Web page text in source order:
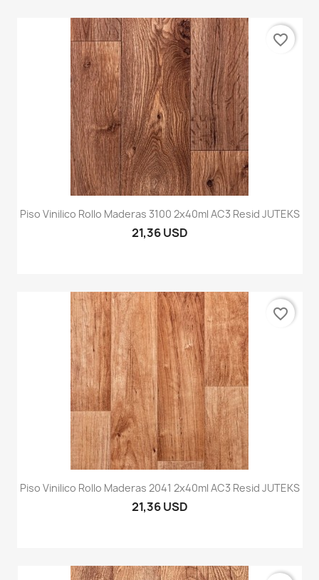
Piso Vinilico Rollo Maderas 3100 2x40ml AC3 Resid JUTEKS
21,36 USD
favorite_border
Piso Vinilico Rollo Maderas 2041 2x40ml AC3 Resid JUTEKS
21,36 USD
favorite_border